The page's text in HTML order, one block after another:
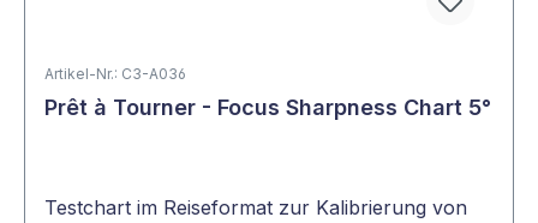
Artikel-Nr.: C3-A036
Prêt à Tourner - Focus Sharpness Chart 5°
Testchart im Reiseformat zur Kalibrierung von